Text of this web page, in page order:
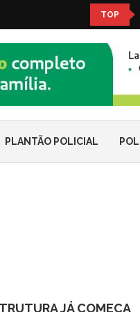
TOP
PLANTÃO POLICIAL
JÁ COMEÇA